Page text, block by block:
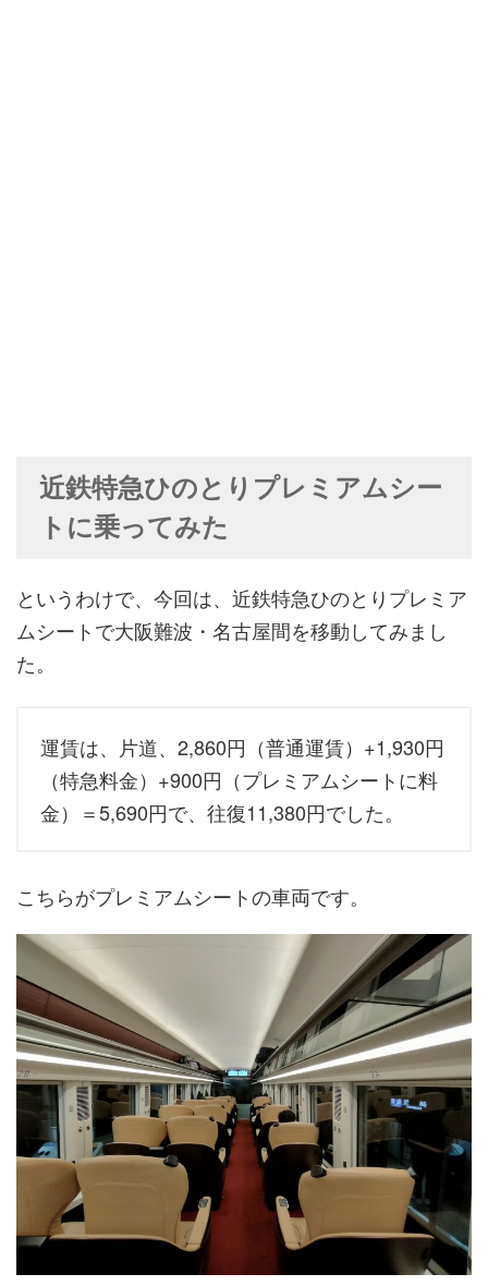
近鉄特急ひのとりプレミアムシー
トに乗ってみた
というわけで、今回は、近鉄特急ひのとりプレミア
ムシートで大阪難波・名古屋間を移動してみまし
た。
運賃は、片道、2,860円（普通運賃）+1,930円
（特急料金）+900円（プレミアムシートに料
金）＝5,690円で、往復11,380円でした。
こちらがプレミアムシートの車両です。